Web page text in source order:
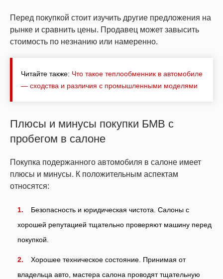
Перед покупкой стоит изучить другие предложения на
рынке и сравнить цены. Продавец может завысить
стоимость по незнанию или намеренно.
Читайте также: Что такое теплообменник в автомобиле
— сходства и различия с промышленными моделями
Плюсы и минусы покупки БМВ с
пробегом в салоне
Покупка подержанного автомобиля в салоне имеет
плюсы и минусы. К положительным аспектам
относятся:
Безопасность и юридическая чистота. Салоны с
хорошей репутацией тщательно проверяют машину перед
покупкой.
Хорошее техническое состояние. Принимая от
владельца авто, мастера салона проводят тщательную